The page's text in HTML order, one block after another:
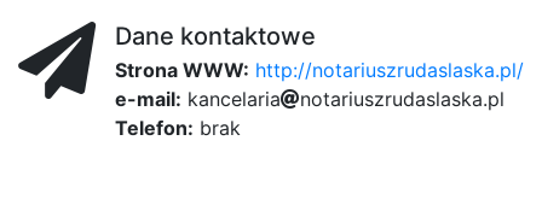
Dane kontaktowe
Strona WWW: http://notariuszrudaslaska.pl/
e-mail: k3
ancela3
riaa notarie
usd15
zrudf3
asla3fe
s79
ka.pe8f
l
Telefon: brak